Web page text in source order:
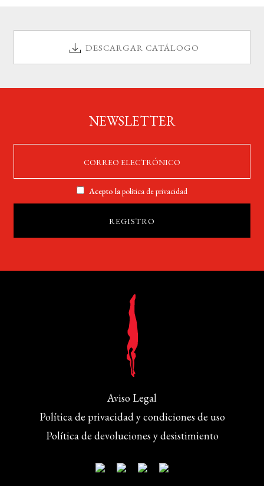
DESCARGAR CATÁLOGO
NEWSLETTER
Acepto lapolítica de privacidad
Aviso Legal
Política de privacidad y condiciones de uso
Política de devoluciones y desistimiento